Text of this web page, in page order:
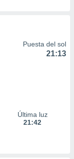
Puesta del sol
21:13
Última luz
21:42